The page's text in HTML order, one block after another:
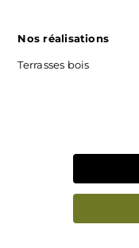
Nos réalisations
Terrasses bois